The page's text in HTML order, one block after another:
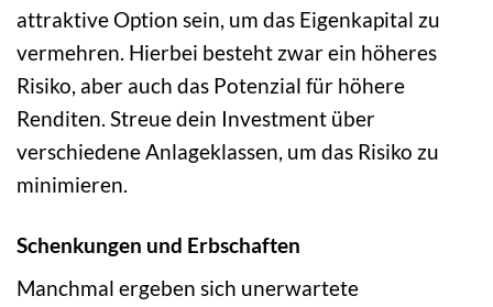
attraktive Option sein, um das Eigenkapital zu
vermehren. Hierbei besteht zwar ein höheres
Risiko, aber auch das Potenzial für höhere
Renditen. Streue dein Investment über
verschiedene Anlageklassen, um das Risiko zu
minimieren.
Schenkungen und Erbschaften
Manchmal ergeben sich unerwartete